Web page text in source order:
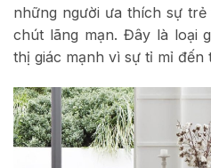
những người ưa thích sự
chút lãng mạn. Đây là loại
thị giác mạnh vì sự tỉ mỉ đến